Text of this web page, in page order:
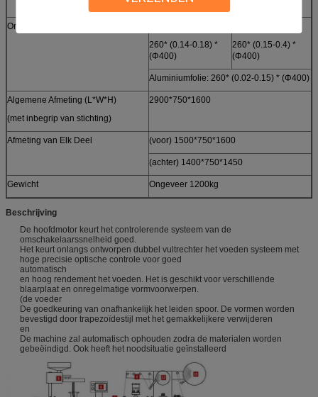
4.5KW
Omslagspecificatie (mm)
260* (0.14-0.18) *
(Φ400)
260* (0.15-0.4) *
(Φ400)
Aluminiumfolie: 260* (0.02-0.15) * (Φ400)
Algemene Afmeting (L*W*H)
(met inbegrip van stichting)
2900*750*1600
Afmeting van Elk Deel (voor) 1500*750*1600
(achter) 1400*750*1450
Gewicht Ongeveer 1200kg
Beschrijving
De hoofdmotor keurt het controlerende systeem van de
omschakelaarssnelheid goed.
Het keurt onlangs ontworpen dubbel vultrechter het voeden systeem met
hoge precisie optische controle voor goed
automatisch
en hoog rendement het voeden. Het is geschikt voor verschillende
blaarplaat en onregelmatige vormvoorwerpen.
(de voeder
De goedkeuring van onafhankelijk het leiden spoor. De vormen worden
bevestigd door trapezoïdestijl met het gemakkelijkere verwijderen
en
De machine zal automatisch ophouden zodra de materialen worden
gebeëindigd. Ook heeft het noodsituatie geïnstalleerd